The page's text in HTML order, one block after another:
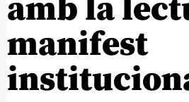
amb la
manifest